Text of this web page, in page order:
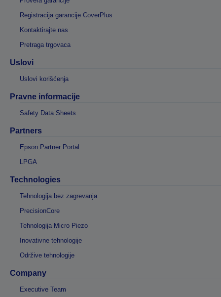
Registracija garancije CoverPlus
Kontaktirajte nas
Pretraga trgovaca
Uslovi
Uslovi korišćenja
Pravne informacije
Safety Data Sheets
Partners
Epson Partner Portal
LPGA
Technologies
Tehnologija bez zagrevanja
PrecisionCore
Tehnologija Micro Piezo
Inovativne tehnologije
Održive tehnologije
Company
Executive Team